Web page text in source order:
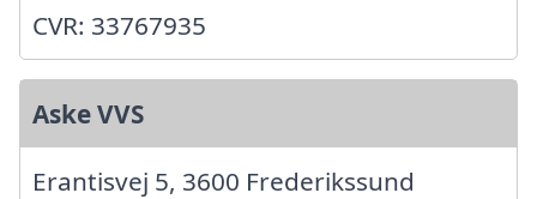
CVR: 33767935
Aske VVS
Erantisvej 5, 3600 Frederikssund